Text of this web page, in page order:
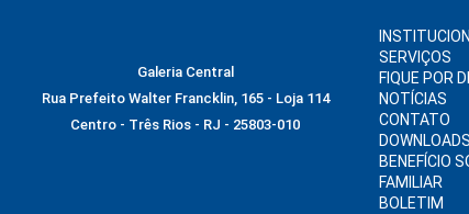
Galeria Central
Rua Prefeito Walter Francklin, 165 - Loja 114
Centro - Três Rios - RJ - 25803-010
SERVIÇOS
FIQUE POR
NOTÍCIAS
CONTATO
DOWNLOADS
BENEFÍCIO
FAMILIAR
BOLETIM